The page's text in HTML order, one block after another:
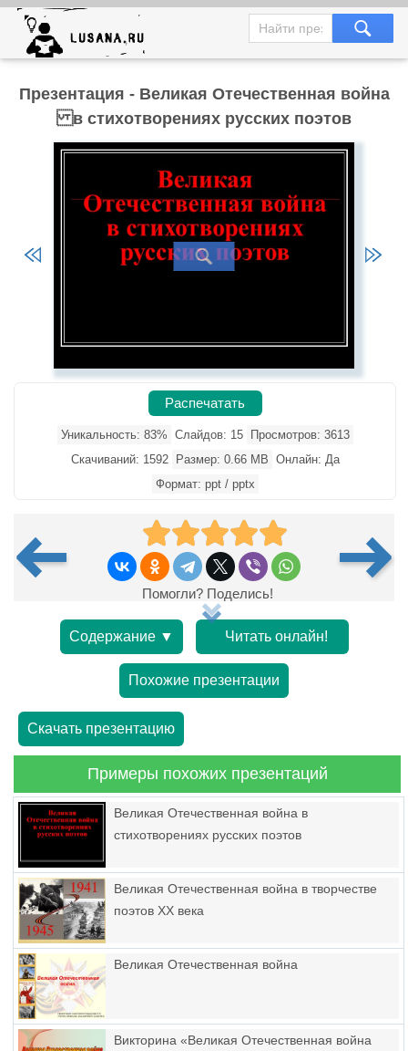
Презентация - Великая Отечественная война
в стихотворениях русских поэтов
Распечатать
Уникальность: 83% Слайдов: 15
Просмотров: 3613
Скачиваний: 1592
Размер: 0.66 MB Онлайн: Да
Формат: ppt / pptx
Помогли? Поделись!
Содержание ▼ Читать онлайн!
Похожие презентации
Скачать презентацию
Примеры похожих презентаций
Великая Отечественная война в
стихотворениях русских поэтов
Великая Отечественная война в творчестве
поэтов XX века
Великая Отечественная война
Викторина «Великая Отечественная война